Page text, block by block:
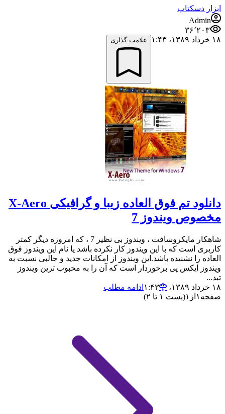
ابزار دسکتاپ
Admin
۳۶٬۲۰۳
۱۸ خرداد ۱۳۸۹،‏ ۱:۴۳
علامت گذاری
دانلود تم فوق العاده زیبا و گرافیکی X-Aero
مخصوص ویندوز 7
شاهکار مایکروسافت ، ویندوز بی نظیر 7 ، که امروزه دیگر کمتر
کاربری است که با این ویندوز کار نکرده باشد یا نام این ویندوز فوق
العاده را نشنیده باشد.این ویندوز از امکانات جدید و جالبی نسبت به
ویندوز ایکس پی برخوردار است که آن را به محبوب ترین ویندوز
تبد...
۱۸ خرداد ۱۳۸۹،‏ ۱:۴۳
ادامه مطلب
صفحه ۱ از ۱(پست ۱ تا ۲)